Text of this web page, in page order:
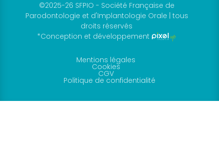
©2025-26 SFPIO - Société Française de
Parodontologie et d'Implantologie Orale | tous
droits réservés
*Conception et développement
Mentions légales
Cookies
CGV
Politique de confidentialité